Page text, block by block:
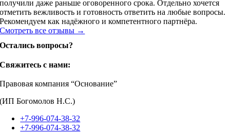
получили даже раньше оговоренного срока. Отдельно хочется
отметить вежливость и готовность ответить на любые вопросы.
Рекомендуем как надёжного и компетентного партнёра.
Смотреть все отзывы →
Остались вопросы?
Свяжитесь с нами:
Правовая компания “Основание”
(ИП Богомолов Н.С.)
+7-996-074-38-32
+7-996-074-38-32